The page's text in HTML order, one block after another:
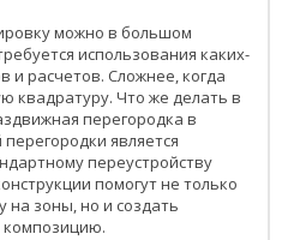
можно в большом
использования каких-
и расчетов. Сложнее, когда
квадратуру. Что же делать в
перегородка в
является
переустройству
помогут не только
на зоны, но и создать
композицию.